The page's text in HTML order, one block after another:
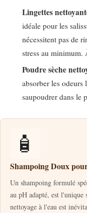
Lingettes
idéale pour les
nécessitent pas de
stress au minimum.
Poudre sèche
absorber les odeurs
saupoudrer dans le
🧴
Shampoing Doux
Un shampoing formulé
au pH adapté, est
nettoyage à l'eau est